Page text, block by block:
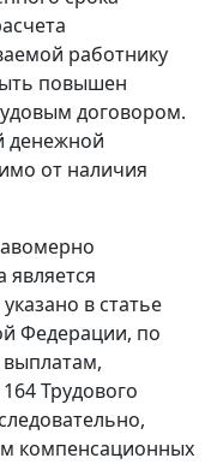
работнику
повышен
договором.
денежной
от наличия
является
в статье
Федерации, по
выплатам,
164Трудового
компенсационных